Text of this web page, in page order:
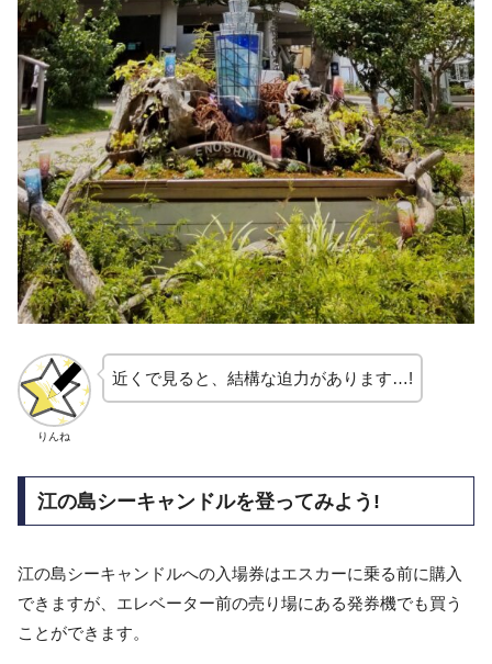
りんね
近くで見ると、結構な迫力があります…!
江の島シーキャンドルを登ってみよう!
江の島シーキャンドルへの入場券はエスカーに乗る前に購入
できますが、エレベーター前の売り場にある発券機でも買う
ことができます。